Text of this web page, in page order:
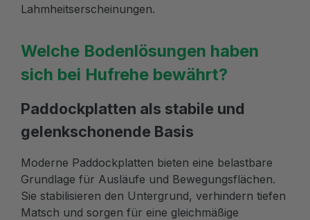
Lahmheitserscheinungen.
Welche Bodenlösungen haben
sich bei Hufrehe bewährt?
Paddockplatten als stabile und
gelenkschonende Basis
Moderne Paddockplatten bieten eine belastbare
Grundlage für Ausläufe und Bewegungsflächen.
Sie stabilisieren den Untergrund, verhindern tiefen
Matsch und sorgen für eine gleichmäßige